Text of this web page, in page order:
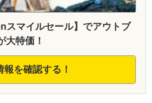
スマイルセール】でアウトブ
大特価！
報を確認する！